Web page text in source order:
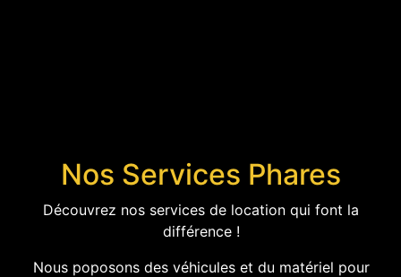
Nos Services Phares
Découvrez nos services de location qui font la
différence !
Nous poposons des véhicules et du matériel pour